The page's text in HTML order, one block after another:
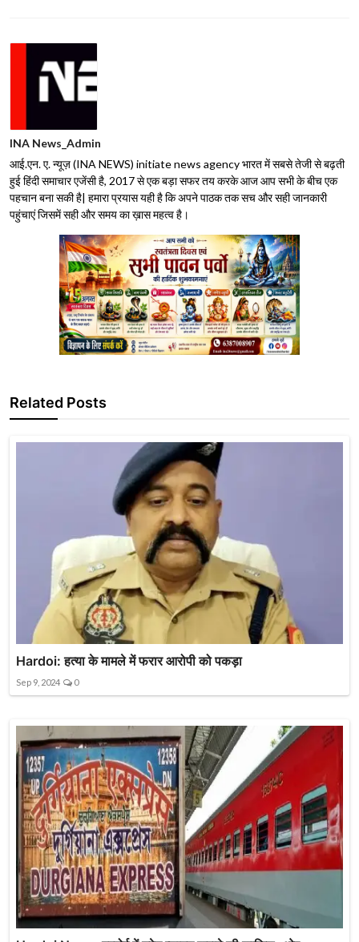
INA News_Admin
आई.एन. ए. न्यूज़ (INA NEWS) initiate news agency भारत में सबसे तेजी से बढ़ती
हुई हिंदी समाचार एजेंसी है, 2017 से एक बड़ा सफर तय करके आज आप सभी के बीच एक
पहचान बना सकी है| हमारा प्रयास यही है कि अपने पाठक तक सच और सही जानकारी
पहुंचाएं जिसमें सही और समय का ख़ास महत्व है।
Related Posts
Hardoi: हत्या के मामले में फरार आरोपी को पकड़ा
Sep 9, 2024 0